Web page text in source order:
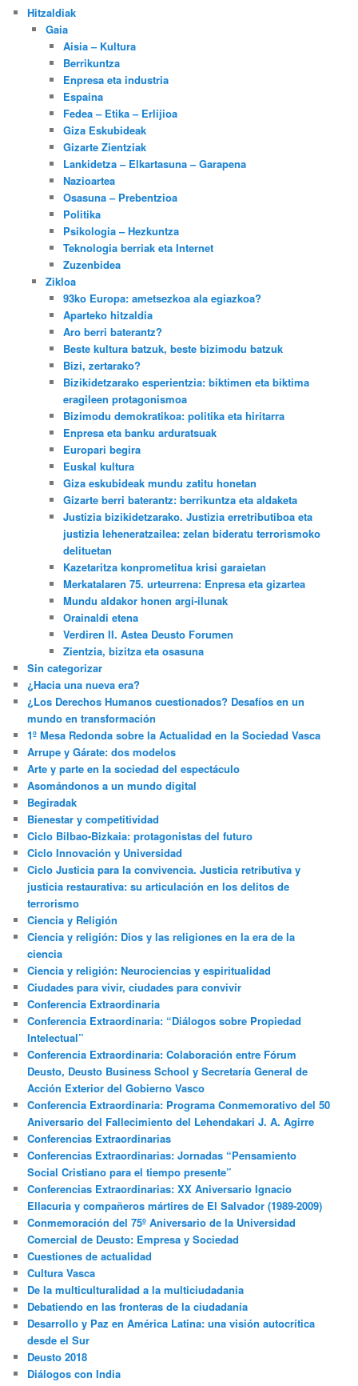
Hitzaldiak
Gaia
Aisia – Kultura
Berrikuntza
Enpresa eta industria
Espaina
Fedea – Etika – Erlijioa
Giza Eskubideak
Gizarte Zientziak
Lankidetza – Elkartasuna – Garapena
Nazioartea
Osasuna – Prebentzioa
Politika
Psikologia – Hezkuntza
Teknologia berriak eta Internet
Zuzenbidea
Zikloa
93ko Europa: ametsezkoa ala egiazkoa?
Aparteko hitzaldia
Aro berri baterantz?
Beste kultura batzuk, beste bizimodu batzuk
Bizi, zertarako?
Bizikidetzarako esperientzia: biktimen eta biktima
eragileen protagonismoa
Bizimodu demokratikoa: politika eta hiritarra
Enpresa eta banku arduratsuak
Europari begira
Euskal kultura
Giza eskubideak mundu zatitu honetan
Gizarte berri baterantz: berrikuntza eta aldaketa
Justizia bizikidetzarako. Justizia erretributiboa eta
justizia leheneratzailea: zelan bideratu terrorismoko
delituetan
Kazetaritza konprometitua krisi garaietan
Merkatalaren 75. urteurrena: Enpresa eta gizartea
Mundu aldakor honen argi-ilunak
Orainaldi etena
Verdiren II. Astea Deusto Forumen
Zientzia, bizitza eta osasuna
Sin categorizar
¿Hacia una nueva era?
¿Los Derechos Humanos cuestionados? Desafíos en un
mundo en transformación
1º Mesa Redonda sobre la Actualidad en la Sociedad Vasca
Arrupe y Gárate: dos modelos
Arte y parte en la sociedad del espectáculo
Asomándonos a un mundo digital
Begiradak
Bienestar y competitividad
Ciclo Bilbao-Bizkaia: protagonistas del futuro
Ciclo Innovación y Universidad
Ciclo Justicia para la convivencia. Justicia retributiva y
justicia restaurativa: su articulación en los delitos de
terrorismo
Ciencia y Religión
Ciencia y religión: Dios y las religiones en la era de la
ciencia
Ciencia y religión: Neurociencias y espiritualidad
Ciudades para vivir, ciudades para convivir
Conferencia Extraordinaria
Conferencia Extraordinaria: “Diálogos sobre Propiedad
Intelectual”
Conferencia Extraordinaria: Colaboración entre Fórum
Deusto, Deusto Business School y Secretaría General de
Acción Exterior del Gobierno Vasco
Conferencia Extraordinaria: Programa Conmemorativo del 50
Aniversario del Fallecimiento del Lehendakari J. A. Agirre
Conferencias Extraordinarias
Conferencias Extraordinarias: Jornadas “Pensamiento
Social Cristiano para el tiempo presente”
Conferencias Extraordinarias: XX Aniversario Ignacio
Ellacuria y compañeros mártires de El Salvador (1989-2009)
Conmemoración del 75º Aniversario de la Universidad
Comercial de Deusto: Empresa y Sociedad
Cuestiones de actualidad
Cultura Vasca
De la multiculturalidad a la multiciudadania
Debatiendo en las fronteras de la ciudadanía
Desarrollo y Paz en América Latina: una visión autocrítica
desde el Sur
Deusto 2018
Diálogos con India